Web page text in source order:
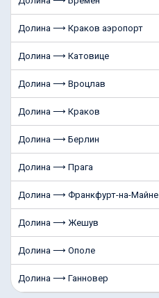
Долина ⟶ Краков аэропорт
Долина ⟶ Катовице
Долина ⟶ Вроцлав
Долина ⟶ Краков
Долина ⟶ Берлин
Долина ⟶ Прага
Долина ⟶ Франкфурт-на-Майне
Долина ⟶ Жешув
Долина ⟶ Ополе
Долина ⟶ Ганновер